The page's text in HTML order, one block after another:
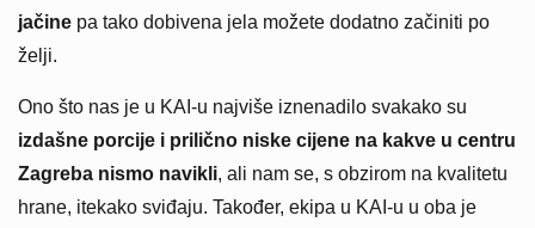
jačine pa tako dobivena jela možete dodatno začiniti po
želji.
Ono što nas je u KAI-u najviše iznenadilo svakako su
izdašne porcije i prilično niske cijene na kakve u centru
Zagreba nismo navikli, ali nam se, s obzirom na kvalitetu
hrane, itekako sviđaju. Također, ekipa u KAI-u u oba je